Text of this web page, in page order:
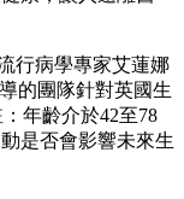
行病學專家艾蓮娜
的團隊針對英國生
年齡介於42至78
是否會影響未來生